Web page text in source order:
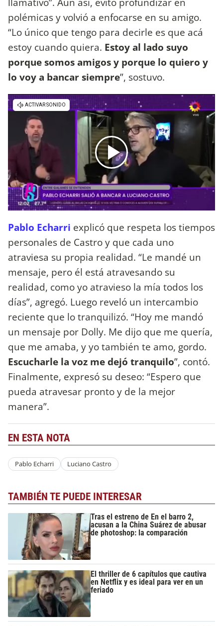
polémicas y volvió a enfocarse en su amigo.
“Lo único que tengo para decirle es que acá
estoy cuando quiera. Estoy al lado suyo
porque somos amigos y porque lo quiero y
lo voy a bancar siempre”, sostuvo.
Pablo Echarri explicó que respeta los tiempos
personales de Castro y que cada uno
atraviesa su propia realidad. “Le mandé un
mensaje, pero él está atravesando su
realidad, como yo atravieso la mía todos los
días”, agregó. Luego reveló un intercambio
reciente que lo tranquilizó. “Hoy me mandó
un mensaje por Dolly. Me dijo que me quería,
que me amaba, y yo también te amo, gordo.
Escucharle la voz me dejó tranquilo”, contó.
Finalmente, expresó su deseo: “Espero que
pueda atravesar pronto y de la mejor
manera”.
EN ESTA NOTA
Pablo Echarri Luciano Castro
TAMBIÉN TE PUEDE INTERESAR
Tras el estreno de En el barro 2,
acusan a la China Suárez de abusar
de photoshop: la comparación
El thriller de 6 capítulos que cautiva
en Netflix y es ideal para ver en un
feriado